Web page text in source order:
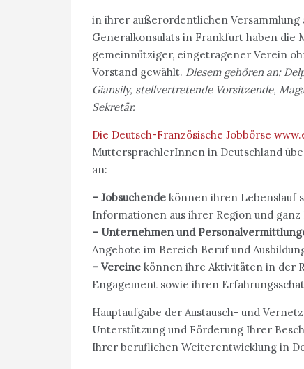
in ihrer außerordentlichen Versammlung
Generalkonsulats in Frankfurt haben die
gemeinnütziger, eingetragener Verein
Vorstand gewählt. Diesem gehören an:
Giansily, stellvertretende Vorsitzende,
Sekretär.
Die Deutsch-Französische Jobbörse
MuttersprachlerInnen in Deutschland
an:
– Jobsuchende können ihren Lebenslauf
Informationen aus ihrer Region und ganz
– Unternehmen und
Angebote im Bereich Beruf und
– Vereine können ihre Aktivitäten in der
Engagement sowie ihren
Hauptaufgabe der Austausch- und
Unterstützung und Förderung Ihrer
Ihrer beruflichen Weiterentwicklung in